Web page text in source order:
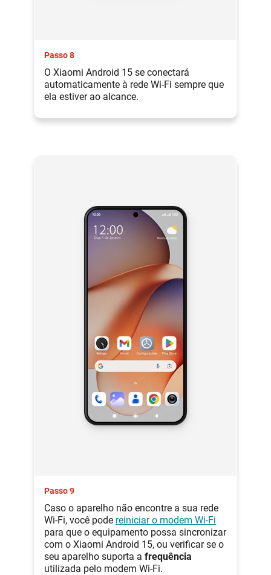
Passo 8
O Xiaomi Android 15 se conectará
automaticamente à rede Wi-Fi sempre que
ela estiver ao alcance.
Passo 9
Caso o aparelho não encontre a sua rede
Wi-Fi, você pode reiniciar o modem Wi-Fi
para que o equipamento possa sincronizar
com o Xiaomi Android 15, ou verificar se o
seu aparelho suporta a frequência
utilizada pelo modem Wi-Fi.